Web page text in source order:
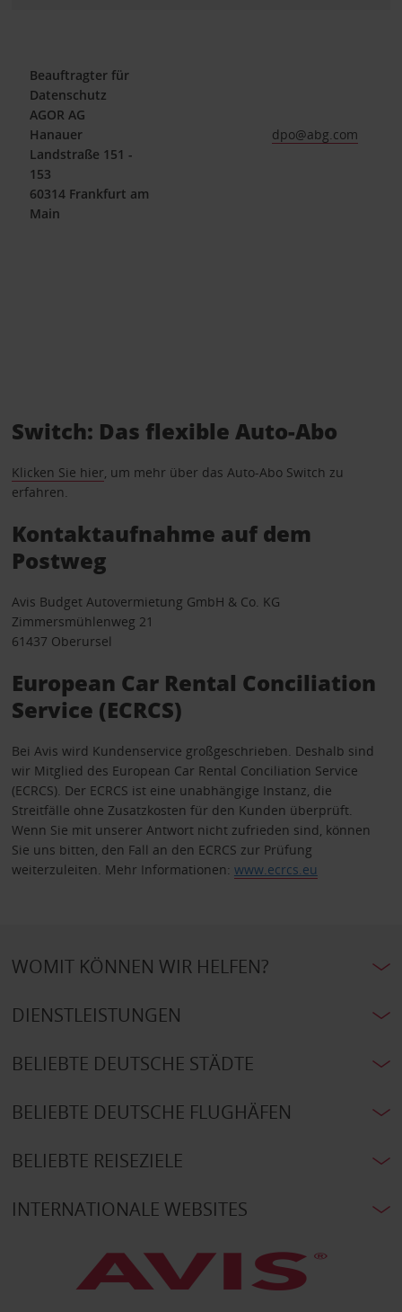
Beauftragter für
Datenschutz
AGOR AG
Hanauer
Landstraße 151 -
153
60314 Frankfurt am
Main
dpo@abg.com
Switch: Das flexible Auto-Abo
Klicken Sie hier , um mehr über das Auto-Abo Switch zu
erfahren.
Kontaktaufnahme auf dem
Postweg
Avis Budget Autovermietung GmbH & Co. KG
Zimmersmühlenweg 21
61437 Oberursel
European Car Rental Conciliation
Service (ECRCS)
Bei Avis wird Kundenservice großgeschrieben. Deshalb sind
wir Mitglied des European Car Rental Conciliation Service
(ECRCS). Der ECRCS ist eine unabhängige Instanz, die
Streitfälle ohne Zusatzkosten für den Kunden überprüft.
Wenn Sie mit unserer Antwort nicht zufrieden sind, können
Sie uns bitten, den Fall an den ECRCS zur Prüfung
weiterzuleiten. Mehr Informationen: www.ecrcs.eu
WOMIT KÖNNEN WIR HELFEN?
DIENSTLEISTUNGEN
BELIEBTE DEUTSCHE STÄDTE
BELIEBTE DEUTSCHE FLUGHÄFEN
BELIEBTE REISEZIELE
INTERNATIONALE WEBSITES